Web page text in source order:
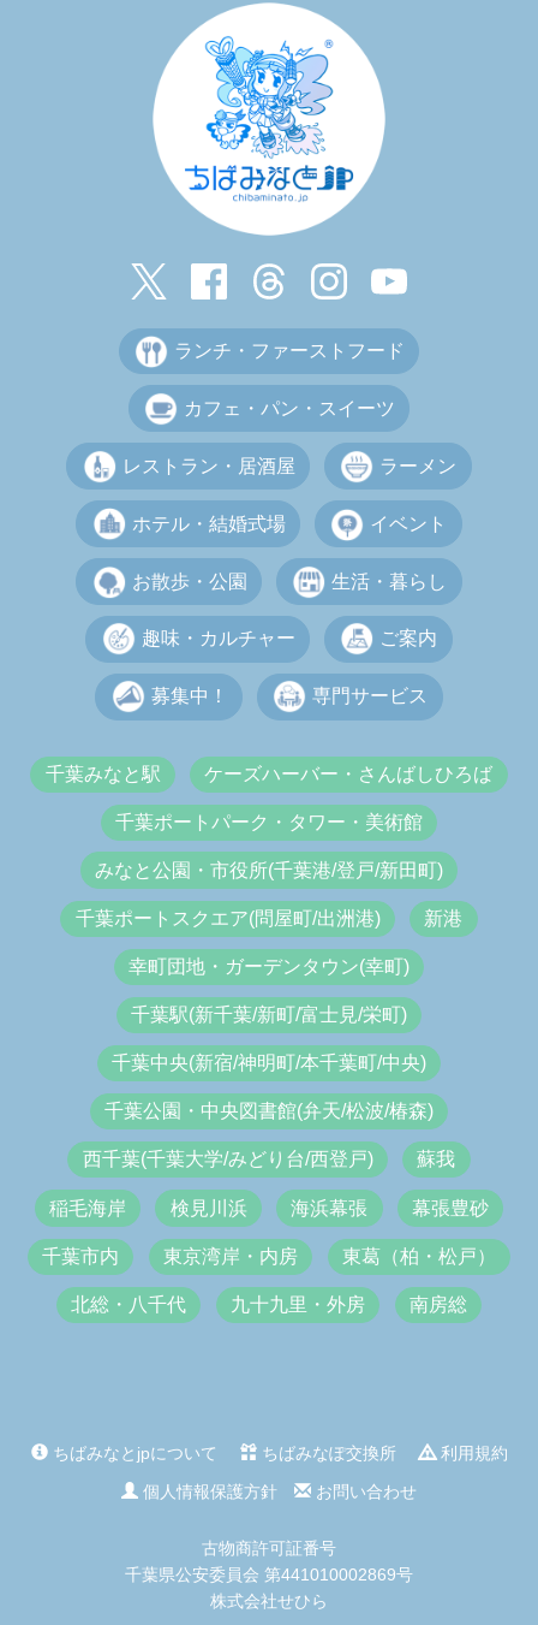
ランチ・ファーストフード
カフェ・パン・スイーツ
レストラン・居酒屋 ラーメン
ホテル・結婚式場 イベント
お散歩・公園 生活・暮らし
趣味・カルチャー ご案内
募集中！ 専門サービス
千葉みなと駅 ケーズハーバー・さんばしひろば
千葉ポートパーク・タワー・美術館
みなと公園・市役所(千葉港/登戸/新田町)
千葉ポートスクエア(問屋町/出洲港) 新港
幸町団地・ガーデンタウン(幸町)
千葉駅(新千葉/新町/富士見/栄町)
千葉中央(新宿/神明町/本千葉町/中央)
千葉公園・中央図書館(弁天/松波/椿森)
西千葉(千葉大学/みどり台/西登戸) 蘇我
稲毛海岸 検見川浜 海浜幕張 幕張豊砂
千葉市内 東京湾岸・内房 東葛（柏・松戸）
北総・八千代 九十九里・外房 南房総
ちばみなとjpについて ちばみなぽ交換所
利用規約
個人情報保護方針
お問い合わせ
古物商許可証番号
千葉県公安委員会 第441010002869号
株式会社せひら